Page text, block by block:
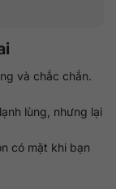
và chắc chắn.
lùng, nhưng lại
có mặt khi bạn